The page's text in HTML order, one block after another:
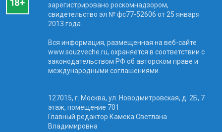
зарегистрировано роскомнадзором,
свидетельство эл № фc77-52606 от 25 января
2013 года.
Вся информация, размещенная на веб-сайте
www.souzveche.ru, охраняется в соответствии с
законодательством РФ об авторском праве и
международными соглашениями.
127015, г. Москва, ул. Новодмитровская, д. 2Б, 7
этаж, помещение 701
Главный редактор Камека Светлана
Владимировна